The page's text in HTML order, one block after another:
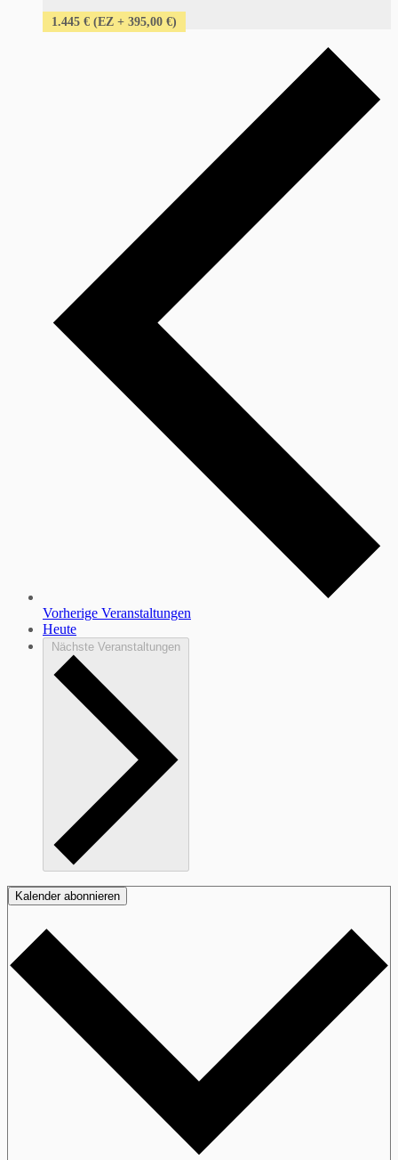
1.445 € (EZ + 395,00 €)
Vorherige Veranstaltungen
Heute
Nächste Veranstaltungen
Kalender abonnieren